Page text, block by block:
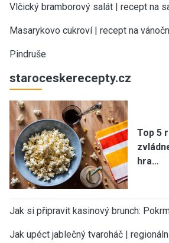
Vlčický bramborový salát | recept na
Masarykovo cukroví | recept na
Pindruše
staroceskerecepty.cz
Top 5
hra…
Jak si připravit kasinový brunch:
Jak upéct jablečný tvaroháč |